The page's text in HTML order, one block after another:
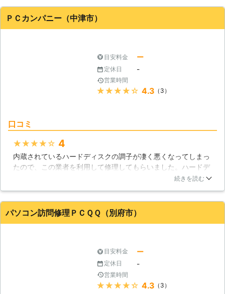
ているようなこともありませんでした。
大分県 中津市 2016年12月24日
ＰＣカンパニー（中津市）
目安料金 ー
定休日 -
営業時間
★★★★★ 4.3 （3）
口コミ
★★★★★ 4
内蔵されているハードディスクの調子が凄く悪くなってしまっ
たので、この業者を利用して修理してもらいました。ハードデ
ィスクに内蔵されている大切なデータは消失する事無く、調子
で迅速な対応に助かりました。
大分県 中津市 2016年12月18日
続きを読む
パソコン訪問修理ＰＣＱＱ（別府市）
目安料金 ー
定休日 -
営業時間
★★★★★ 4.3 （3）